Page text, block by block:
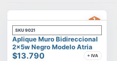
SKU 9021
Aplique Muro Bidireccional
2x5w Negro Modelo Atria
$13.790 + IVA